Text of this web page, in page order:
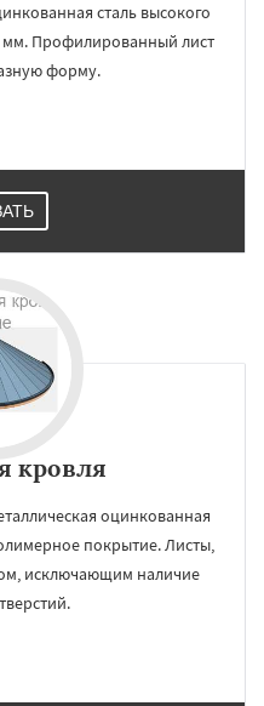
сталь высокого
мм. Профилированный лист
форму.
кровля
оцинкованная
покрытие. Листы,
исключающим наличие